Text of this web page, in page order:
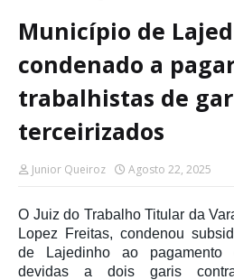
Município de
condenado a
trabalhistas de
terceirizados
Junior Queiroz Agosto 22, 2025
O Juiz do Trabalho Titular da
Lopez Freitas, condenou
de Lajedinho ao pagamento
devidas a dois garis